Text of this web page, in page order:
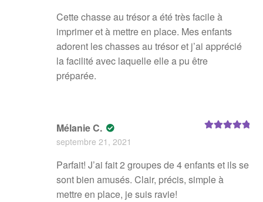
Cette chasse au trésor a été très facile à
imprimer et à mettre en place. Mes enfants
adorent les chasses au trésor et j’ai apprécié
la facilité avec laquelle elle a pu être
préparée.
Mélanie C.
septembre 21, 2021
Parfait! J’ai fait 2 groupes de 4 enfants et ils se
sont bien amusés. Clair, précis, simple à
mettre en place, je suis ravie!